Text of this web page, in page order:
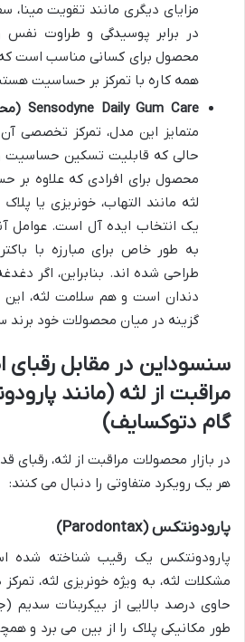
مزایای دیگری مانند تقویت مینا،
در برابر پوسیدگی و طراوت نفس
محصول برای کسانی مناسب است
همه کاره با تمرکز بر حساسیت
Sensodyne Daily Gum Care (محصول مورد بررسی):
متمایز این مدل، تمرکز تخصصی
حالی که قابلیت تسکین حساسیت
محصول برای افرادی که علاوه بر
لثه مانند التهاب، خونریزی یا
یک انتخاب ایده آل است. عوامل
به طور خاص برای مبارزه با
طراحی شده اند. بنابراین، اگر
دندان است و هم سلامت لثه، این
گزینه در میان محصولات خود برند
سنسوداین در مقابل رقبای
مراقبت از لثه (مانند
گام دتوکسایف)
در بازار محصولات مراقبت از لثه، رقبای
هر یک رویکرد متفاوتی را دنبال می کنند:
پارودونتکس (Parodontax)
پارودونتکس یک رقیب شناخته
مشکلات لثه، به ویژه خونریزی لثه،
حاوی درصد بالایی از بیکربنات
طور مکانیکی پلاک را از بین می برد و